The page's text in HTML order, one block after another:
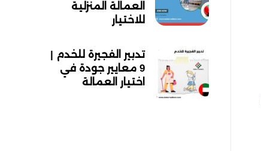
العمالة المنزلية
للاختيار
تدبير الفجيرة للخدم |
9 معايير جودة في
اختيار العمالة